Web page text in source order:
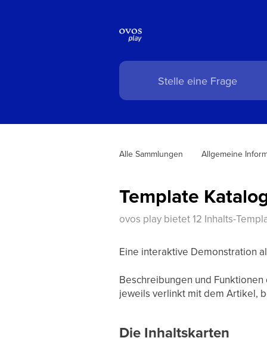
Alle Sammlungen Allgemeine
Template
ovos play bietet 12 Inhalts-
Eine interaktive Demonstration
Beschreibungen und
jeweils verlinkt mit dem Artikel,
Die Inhaltskarten